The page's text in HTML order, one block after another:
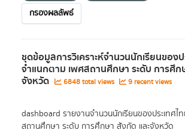
กรองผลลัพธ์
ชุดข้อมูลการวิเคราะห์จำนวนนักเรียนของป
จำแนกตาม เพศสถานศึกษา ระดับ การศึก
จังหวัด 6848 total views 9 recent views
dashboard รายงานจำนวนนักเรียนของประเทศไ
สถานศึกษา ระดับ การศึกษา สังกัด และจังหวัด